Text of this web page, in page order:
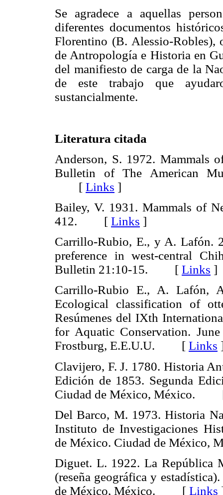
Se agradece a aquellas
diferentes documentos
Florentino (B. Alessio-Robles),
de Antropología e Historia en
del manifiesto de carga de la
de este trabajo que
sustancialmente.
Literatura citada
Anderson, S. 1972. Mammals
Bulletin of The American
[ Links ]
Bailey, V. 1931. Mammals of
412. [ Links ]
Carrillo-Rubio, E., y A. Lafón.
preference in west-central
Bulletin 21:10-15. [ Links ]
Carrillo-Rubio E., A. Lafón,
Ecological classification of
Resúmenes del IXth
for Aquatic Conservation.
Frostburg, E.E.U.U. [ Links
Clavijero, F. J. 1780. Historia
Edición de 1853. Segunda
Ciudad de México,
Del Barco, M. 1973. Historia
Instituto de Investigaciones
de México. Ciudad de
Diguet. L. 1922. La República
(reseña geográfica y
de México, México. [ Links